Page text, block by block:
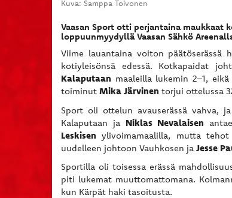
Kuva: Samppa Toivonen
Vaasan Sport otti perjantaina maukkaat
loppuunmyydyllä Vaasan Sähkö
Viime lauantaina voiton
kotiyleisönsä edessä. Kotkapaidat
Kalaputaan maaleilla lukemin 2–1,
toiminut Mika Järvinen torjui ottelussa
Sport oli ottelun avauserässä vahva,
Kalaputaan ja Niklas Nevalaisen
Leskisen ylivoimamaalilla, mutta
uudelleen johtoon Vauhkosen ja Jesse
Sportilla oli toisessa erässä
piti lukemat muuttomattomana.
kun Kärpät haki tasoitusta.